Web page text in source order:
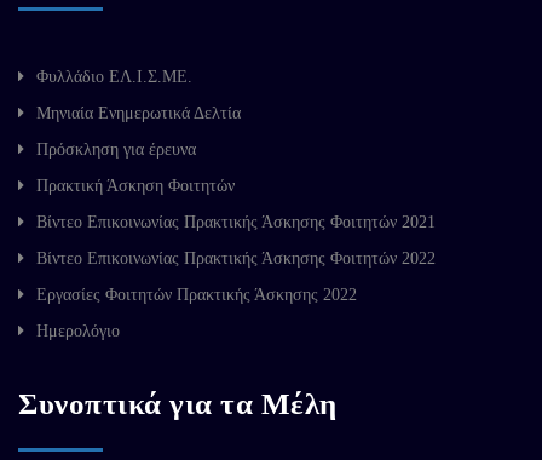
Φυλλάδιο ΕΛ.Ι.Σ.ΜΕ.
Μηνιαία Ενημερωτικά Δελτία
Πρόσκληση για έρευνα
Πρακτική Άσκηση Φοιτητών
Βίντεο Επικοινωνίας Πρακτικής Άσκησης Φοιτητών 2021
Βίντεο Επικοινωνίας Πρακτικής Άσκησης Φοιτητών 2022
Εργασίες Φοιτητών Πρακτικής Άσκησης 2022
Ημερολόγιο
Συνοπτικά για τα Μέλη